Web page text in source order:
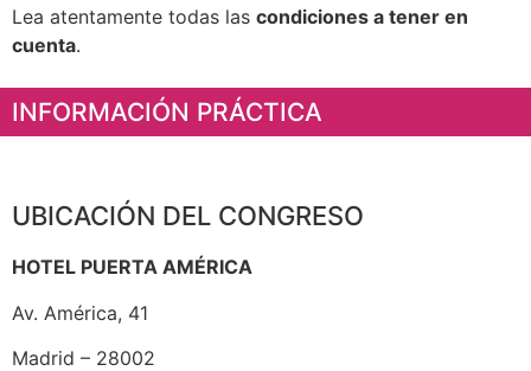
Lea atentamente todas las condiciones a tener en
cuenta.
INFORMACIÓN PRÁCTICA
UBICACIÓN DEL CONGRESO
HOTEL PUERTA AMÉRICA
Av. América, 41
Madrid – 28002